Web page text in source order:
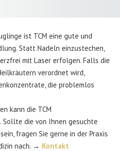
ist TCM eine gute und
Statt Nadeln einzustechen,
mit Laser erfolgen. Falls die
verordnet wird,
die problemlos
kann die TCM
Sollte die von Ihnen gesuchte
fragen Sie gerne in der Praxis
nach. → Kontakt